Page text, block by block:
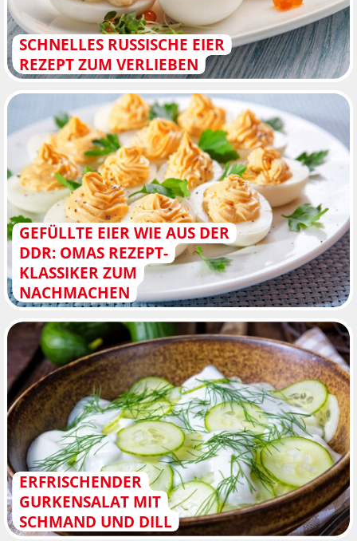
SCHNELLES RUSSISCHE EIER
REZEPT ZUM VERLIEBEN
GEFÜLLTE EIER WIE AUS DER
DDR: OMAS REZEPT-
KLASSIKER ZUM
NACHMACHEN
ERFRISCHENDER
GURKENSALAT MIT
SCHMAND UND DILL